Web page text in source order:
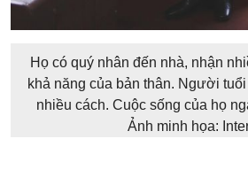
Họ có quý nhân đến nhà, nhận
khả năng của bản thân. Người
nhiều cách. Cuộc sống của họ
Ảnh minh họa: